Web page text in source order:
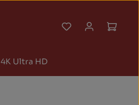
Du hast 0
4K Ultra HD